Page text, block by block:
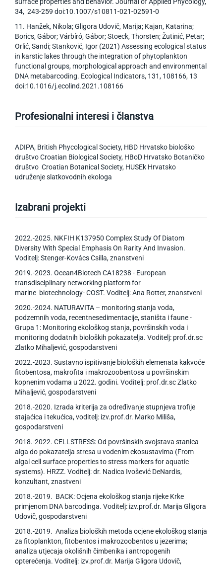
34, 243-259 doi:10.1007/s10811-021-02591-0
11. Hanžek, Nikola; Gligora Udovič, Marija; Kajan, Katarina;
Borics, Gábor; Várbíró, Gábor; Stoeck, Thorsten; Žutinić, Petar;
Orlić, Sandi; Stanković, Igor (2021) Assessing ecological status
in karstic lakes through the integration of phytoplankton
functional groups, morphological approach and environmental
DNA metabarcoding. Ecological Indicators, 131, 108166, 13
doi:10.1016/j.ecolind.2021.108166
Profesionalni interesi i članstva
ADIPA, British Phycological Society, HBD Hrvatsko biološko
društvo Croatian Biological Society, HBoD Hrvatsko Botaničko
društvo Croatian Botanical Society, HUSEk Hrvatsko
udruženje slatkovodnih ekologa
Izabrani projekti
2022.-2025. NKFIH K137950 Complex Study Of Diatom
Diversity With Special Emphasis On Rarity And Invasion.
Voditelj: Stenger-Kovács Csilla, znanstveni
2019.-2023. Ocean4Biotech CA18238 - European
transdisciplinary networking platform for
marine biotechnology- COST. Voditelj: Ana Rotter, znanstveni
2020.-2024. NATURAVITA – monitoring stanja voda,
podzemnih voda, recentnesedimentacije, staništa i faune -
Grupa 1: Monitoring ekološkog stanja, površinskih voda i
monitoring dodatnih bioloških pokazatelja. Voditelj: prof.dr.sc
Zlatko Mihaljević, gospodarstveni
2022.-2023. Sustavno ispitivanje bioloških elemenata kakvoće
fitobentosa, makrofita i makrozoobentosa u površinskim
kopnenim vodama u 2022. godini. Voditelj: prof.dr.sc Zlatko
Mihaljević, gospodarstveni
2018.-2020. Izrada kriterija za određivanje stupnjeva trofije
stajaćica i tekućica, voditelj: izv.prof.dr. Marko Miliša,
gospodarstveni
2018.-2022. CELLSTRESS: Od površinskih svojstava stanica
alga do pokazatelja stresa u vodenim ekosustavima (From
algal cell surface properties to stress markers for aquatic
systems). HRZZ. Voditelj: dr. Nadica Ivošević DeNardis,
konzultant, znastveni
2018.-2019. BACK: Ocjena ekološkog stanja rijeke Krke
primjenom DNA barcodinga. Voditelj: izv.prof.dr. Marija Gligora
Udovič, gospodarstveni
2018.-2019. Analiza bioloških metoda ocjene ekološkog stanja
za fitoplankton, fitobentos i makrozoobentos u jezerima;
analiza utjecaja okolišnih čimbenika i antropogenih
opterećenja. Voditelj: izv.prof.dr. Marija Gligora Udovič,